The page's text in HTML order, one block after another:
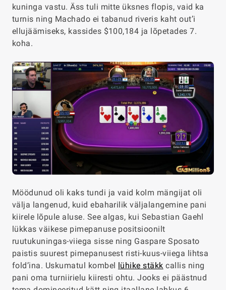
kuninga vastu. Äss tuli mitte üksnes flopis, vaid ka
turnis ning Machado ei tabanud riveris kaht out’i
ellujäämiseks, kassides $100,184 ja lõpetades 7.
koha.
Möödunud oli kaks tundi ja vaid kolm mängijat oli
välja langenud, kuid ebaharilik väljalangemine pani
kiirele lõpule aluse. See algas, kui Sebastian Gaehl
lükkas väikese pimepanuse positsioonilt
ruutukuningas-viiega sisse ning Gaspare Sposato
paistis suurest pimepanusest risti-kuus-viiega lihtsa
fold’ina. Uskumatul kombel lühike stäkk callis ning
pani oma turniirielu kiiresti ohtu. Jooks ei päästnud